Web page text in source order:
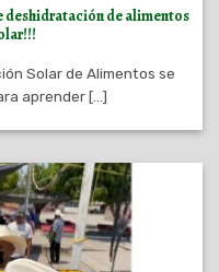
deshidratación de alimentos
Solar de Alimentos se
aprender [...]